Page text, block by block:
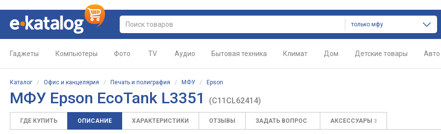
только мфу
Гаджеты Компьютеры Фото TV Аудио Бытовая техника Климат Дом Детские товары Авто
Каталог / Офис и канцелярия / Печать и полиграфия / МФУ / Epson
МФУ Epson EcoTank L3351 (C11CL62414)
ГДЕ КУПИТЬ ОПИСАНИЕ ХАРАКТЕРИСТИКИ ОТЗЫВЫ ЗАДАТЬ ВОПРОС АКСЕССУАРЫ 3